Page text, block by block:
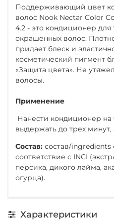
Поддерживающий цвет
волос Nook Nectar Color
4.2 - это кондиционер
окрашенных волос.
придает блеск и
косметический пигмент
«Защита цвета». Не
волосы.
Применение
Нанести кондиционер на
выдержать до трех
Состав: состав/ingredients
соответствие с INCI
персика, дикого лайма,
огурца).
Характеристики